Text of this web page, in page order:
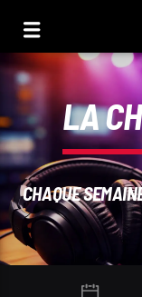
LA
CHAQUE